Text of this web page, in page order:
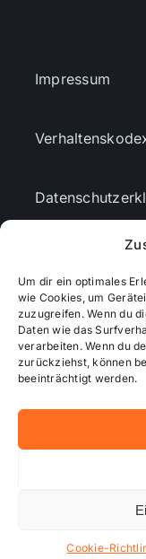
Um dir ein optimales
wie Cookies, um
zuzugreifen. Wenn du
Daten wie das
verarbeiten. Wenn du
zurückziehst, können
beeinträchtigt werden.
Cookie-
Impressum
Cookie-
Mediendaten
© 2026 -